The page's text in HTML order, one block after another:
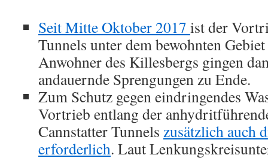
Seit Mitte Oktober 2017 ist der
Tunnels unter dem bewohnten
Anwohner des Killesbergs gingen
andauernde Sprengungen zu Ende.
Zum Schutz gegen eindringendes
Vortrieb entlang der
Cannstatter Tunnels zusätzlich auch
erforderlich. Laut